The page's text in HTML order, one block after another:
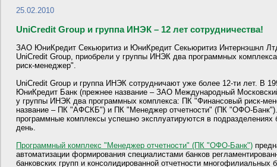
25.02.2010
UniCredit Group и группа ИНЭК – 12 лет сотрудничества!
ЗАО ЮниКредит Секьюритиз и ЮниКредит Секьюритиз Интернэшнл
UniCredit Group, приобрели у группы ИНЭК два программных
риск-менеджер".
UniCredit Group и группа ИНЭК сотрудничают уже более 12-ти лет. В
ЮниКредит Банк (прежнее название – ЗАО Международный
у группы ИНЭК два программных комплекса: ПК "Финансовый риск-
название – ПК "АФСКБ") и ПК "Менеджер отчетности" (ПК "ОФО-
программные комплексы успешно эксплуатируются в подразделениях
день.
Программный комплекс "Менеджер отчетности" (ПК "ОФО-Банк")
автоматизации формирования специалистами банков
банковских групп и консолидированной отчетности многофилиальных